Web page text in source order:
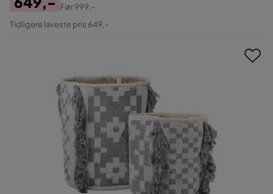
Pris
Original
Før999,-
Tidligere laveste pris 649,-